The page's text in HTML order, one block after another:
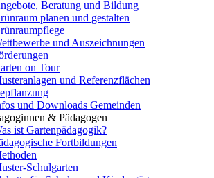
Beratung und Bildung
planen und gestalten
und Auszeichnungen
on Tour
und Referenzflächen
und Downloads Gemeinden
& Pädagogen
ist Gartenpädagogik?
Fortbildungen
Schulgarten